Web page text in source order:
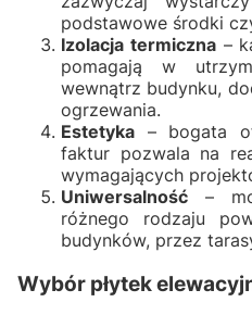
podstawowe środki
Izolacja termiczna–
pomagają w
wewnątrz budynku,
ogrzewania.
Estetyka – bogata
faktur pozwala na
wymagających
Uniwersalność –
różnego rodzaju
budynków, przez
Wybór płytek